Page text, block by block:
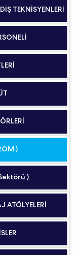
TEKNİSYENLERİ
)
)
ATÖLYELERİ